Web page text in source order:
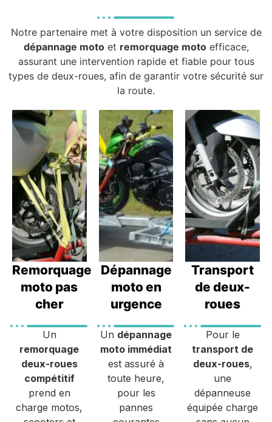
Notre partenaire met à votre disposition un service de
dépannage motoet remorquage motoefficace,
assurant une intervention rapide et fiable pour tous
types de deux-roues, afin de garantir votre sécurité sur
la route.
Remorquage
moto pas
cher
Un
remorquage
deux-roues
compétitif
prend en
charge motos,
Dépannage
moto en
urgence
Un dépannage
moto immédiat
est assuré à
toute heure,
pour les
pannes
Transport
de deux-
roues
Pour le
transport de
deux-roues,
une
dépanneuse
équipée charge